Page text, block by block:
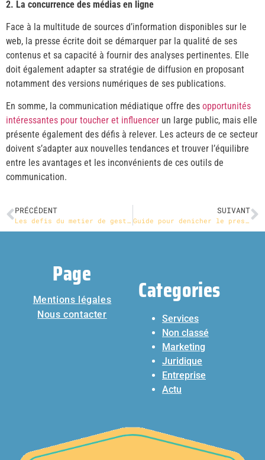
2. La concurrence des médias en ligne
Face à la multitude de sources d’information disponibles sur le
web, la presse écrite doit se démarquer par la qualité de ses
contenus et sa capacité à fournir des analyses pertinentes. Elle
doit également adapter sa stratégie de diffusion en proposant
notamment des versions numériques de ses publications.
En somme, la communication médiatique offre des opportunités
intéressantes pour toucher et influencer un large public, mais elle
présente également des défis à relever. Les acteurs de ce secteur
doivent s’adapter aux nouvelles tendances et trouver l’équilibre
entre les avantages et les inconvénients de ces outils de
communication.
PRÉCÉDENT
Les defis du metier de gestionnaire des ressources humaines
SUIVANT
Guide pour denicher le prestataire de services a domicile ideal pour realiser votre menage
Page
Mentions légales
Nous contacter
Categories
Services
Non classé
Marketing
Juridique
Entreprise
Actu